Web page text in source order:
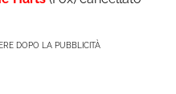
DOPO LA PUBBLICITÀ